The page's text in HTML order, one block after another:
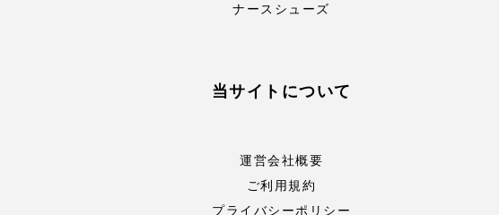
ナースシューズ
当サイトについて
運営会社概要
ご利用規約
プライバシーポリシー